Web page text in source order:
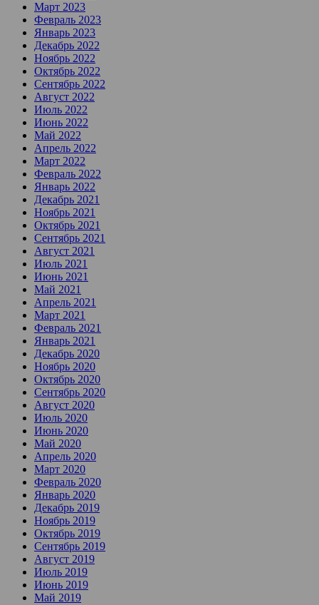
Март 2023
Февраль 2023
Январь 2023
Декабрь 2022
Ноябрь 2022
Октябрь 2022
Сентябрь 2022
Август 2022
Июль 2022
Июнь 2022
Май 2022
Апрель 2022
Март 2022
Февраль 2022
Январь 2022
Декабрь 2021
Ноябрь 2021
Октябрь 2021
Сентябрь 2021
Август 2021
Июль 2021
Июнь 2021
Май 2021
Апрель 2021
Март 2021
Февраль 2021
Январь 2021
Декабрь 2020
Ноябрь 2020
Октябрь 2020
Сентябрь 2020
Август 2020
Июль 2020
Июнь 2020
Май 2020
Апрель 2020
Март 2020
Февраль 2020
Январь 2020
Декабрь 2019
Ноябрь 2019
Октябрь 2019
Сентябрь 2019
Август 2019
Июль 2019
Июнь 2019
Май 2019